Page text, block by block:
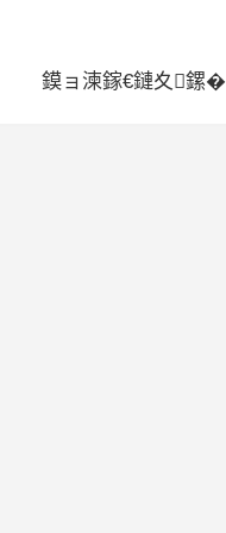
鏌ョ湅鎵€鏈夊鏍�